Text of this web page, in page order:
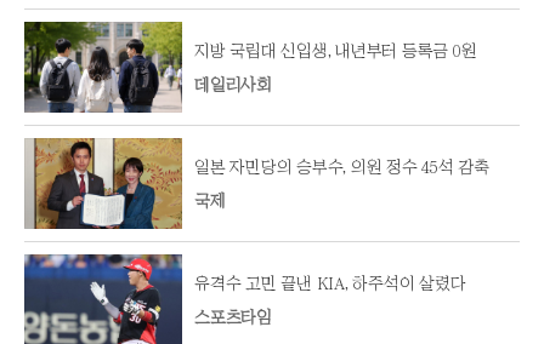
지방 국립대 신입생, 내년부터 등록금 0원
데일리사회
일본 자민당의 승부수, 의원 정수 45석 감축
국제
유격수 고민 끝낸 KIA, 하주석이 살렸다
스포츠타임